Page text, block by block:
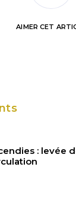
AIMER CET
: levée